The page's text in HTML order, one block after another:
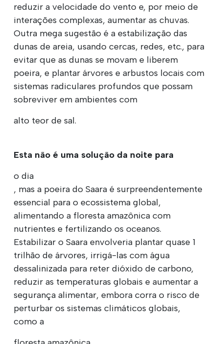
reduzir a velocidade do vento e, por meio de
interações complexas, aumentar as chuvas.
Outra mega sugestão é a estabilização das
dunas de areia, usando cercas, redes, etc., para
evitar que as dunas se movam e liberem
poeira, e plantar árvores e arbustos locais com
sistemas radiculares profundos que possam
sobreviver em ambientes com
alto teor de sal.
Esta não é uma solução da noite para
o dia
, mas a poeira do Saara é surpreendentemente
essencial para o ecossistema global,
alimentando a floresta amazônica com
nutrientes e fertilizando os oceanos.
Estabilizar o Saara envolveria plantar quase 1
trilhão de árvores, irrigá-las com água
dessalinizada para reter dióxido de carbono,
reduzir as temperaturas globais e aumentar a
segurança alimentar, embora corra o risco de
perturbar os sistemas climáticos globais,
como a